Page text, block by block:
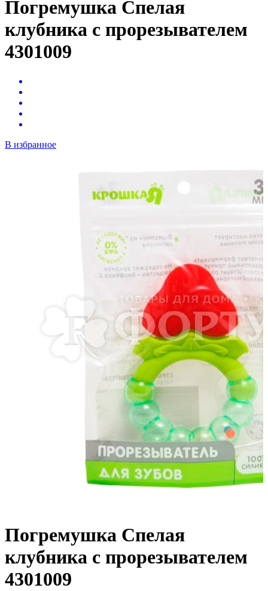
Погремушка Спелая
клубника с прорезывателем
4301009
В избранное
Погремушка Спелая
клубника с прорезывателем
4301009